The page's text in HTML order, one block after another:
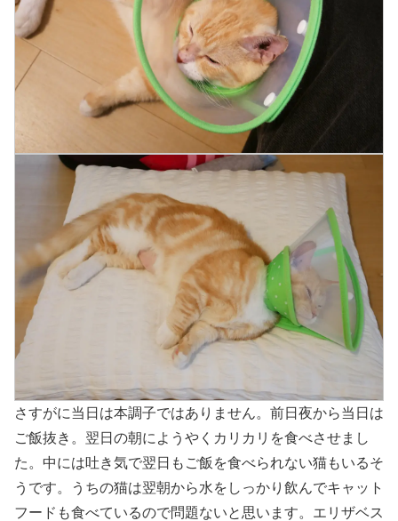
さすがに当日は本調子ではありません。前日夜から当日は
ご飯抜き。翌日の朝にようやくカリカリを食べさせまし
た。中には吐き気で翌日もご飯を食べられない猫もいるそ
うです。うちの猫は翌朝から水をしっかり飲んでキャット
フードも食べているので問題ないと思います。エリザベス